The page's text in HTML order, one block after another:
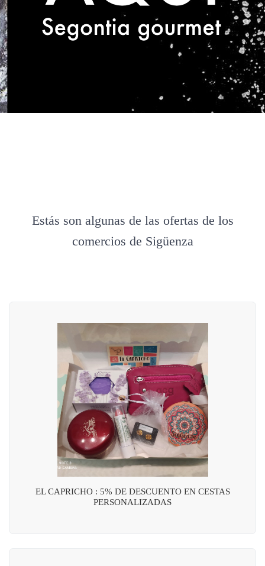
Estás son algunas de las ofertas de los
comercios de Sigüenza
EL CAPRICHO : 5% DE DESCUENTO EN CESTAS
PERSONALIZADAS